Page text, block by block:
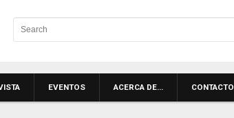
EVENTOS ACERCA DE… CONTACTO